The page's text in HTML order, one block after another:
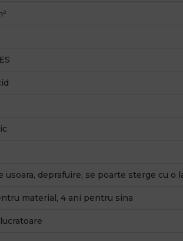
usoara, deprafuire, se poarte sterge cu o
material, 4 ani pentru sina